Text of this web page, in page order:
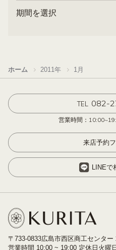
期間を選択
ホーム 2011年 1月
TEL 082-
営業時間：
来店予約
LINEで
〒733-0833広島市西区商工センター
営業時間 10:00 ~ 19:00 定休日火曜日